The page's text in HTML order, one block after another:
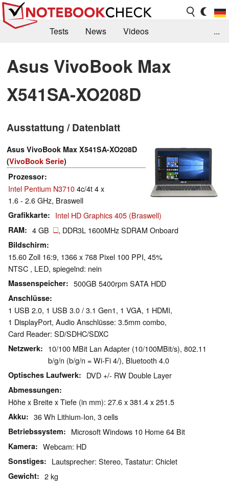
Tests News
Videos
Kaufberatung
Deals Suche
Jobs
Forum
...
Asus VivoBook Max
X541SA-XO208D
Ausstattung / Datenblatt
Asus VivoBook Max X541SA-XO208D
(VivoBook Serie)
Prozessor
Intel Pentium N37104c/4t 4 x
1.6 - 2.6 GHz, Braswell
Grafikkarte Intel HD Graphics 405 (Braswell)
RAM 4 GB , DDR3L 1600MHz SDRAM Onboard
Bildschirm
15.60 Zoll 16:9, 1366 x 768 Pixel 100 PPI, 45%
NTSC , LED, spiegelnd: nein
Massenspeicher 500GB 5400rpm SATA HDD
Anschlüsse
1 USB 2.0, 1 USB 3.0 / 3.1 Gen1, 1 VGA, 1 HDMI,
1 DisplayPort, Audio Anschlüsse: 3.5mm combo,
Card Reader: SD/​SDHC/​SDXC
Netzwerk
10/100 MBit Lan Adapter (10/100MBit/s), 802.11
b/g/n (b/g/n = Wi-Fi 4/), Bluetooth 4.0
Optisches Laufwerk DVD +/- RW Double Layer
Abmessungen
Höhe x Breite x Tiefe (in mm): 27.6 x 381.4 x 251.5
Akku 36 Wh Lithium-Ion, 3 cells
Betriebssystem Microsoft Windows 10 Home 64 Bit
Kamera Webcam: HD
Sonstiges Lautsprecher: Stereo, Tastatur: Chiclet
Gewicht 2 kg